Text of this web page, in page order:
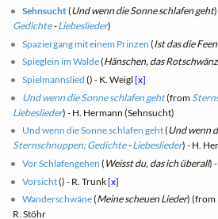
Sehnsucht(Und wenn die Sonne schlafen geht
Gedichte-Liebeslieder)
Spaziergang mit einem Prinzen (Ist das die
Spieglein im Walde(Hänschen, das
Spielmannslied () - K. Weigl[x]
Und wenn die Sonne schlafen geht(from
Liebeslieder) - H. Hermann (Sehnsucht)
Und wenn die Sonne schlafen geht(Und wenn
Sternschnuppen; Gedichte-Liebeslieder) - H.
Vor Schlafengehen ( Weisst du, das ich überall)
Vorsicht() - R. Trunk[x]
Wanderschwäne(Meine scheuen Lieder) (from
R. Stöhr